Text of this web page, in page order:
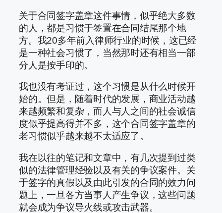
关于合同签字盖章这件事情，似乎绝大多数
的人，都是习惯于签置在合同结尾那个地
方。我20多年前入律师行业的时候，这已经
是一种社会习惯了，当然那时还有相当一部
分人是按手印的。
我也没有考证过，这个习惯是从什么时候开
始的。但是，随着时代的发展，商业活动越
来越频繁和复杂，而人与人之间的社会诚信
度似乎提高得并不多，这个合同签字盖章的
老习惯似乎越来越不太适应了。
我在以往的笔记和文章中，有几次提到过类
似的法律管理经验以及有关的争议案件。关
于签字的真假以及由此引发的合同的效力问
题上，一旦各方当事人产生争议，这些问题
就会成为争议导火线或攻击武器。